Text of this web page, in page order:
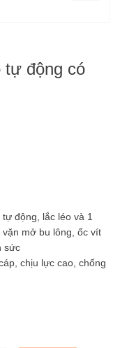
tự động có
động, lắc léo và 1
mở bu lông, ốc vít
sức
chịu lực cao, chống
góc hẹp, vị trí khó